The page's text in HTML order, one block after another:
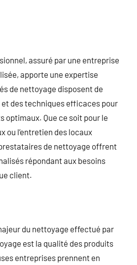
assuré par une entreprise
apporte une expertise
de nettoyage disposent de
et des techniques efficaces pour
optimaux. Que ce soit pour le
ou l’entretien des locaux
de nettoyage offrent
répondant aux besoins
client.
du nettoyage effectué par
est la qualité des produits
entreprises prennent en